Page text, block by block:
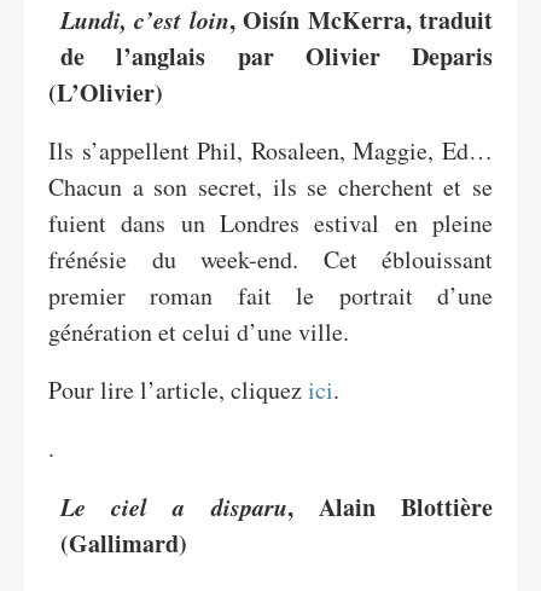
Lundi, c’est loin, Oisín McKerra, traduit
de l’anglais par Olivier Deparis
(L’Olivier)
Ils s’appellent Phil, Rosaleen, Maggie, Ed…
Chacun a son secret, ils se cherchent et se
fuient dans un Londres estival en pleine
frénésie du week-end. Cet éblouissant
premier roman fait le portrait d’une
génération et celui d’une ville.
Pour lire l’article, cliquezici.
.
Le ciel a disparu, Alain Blottière
(Gallimard)